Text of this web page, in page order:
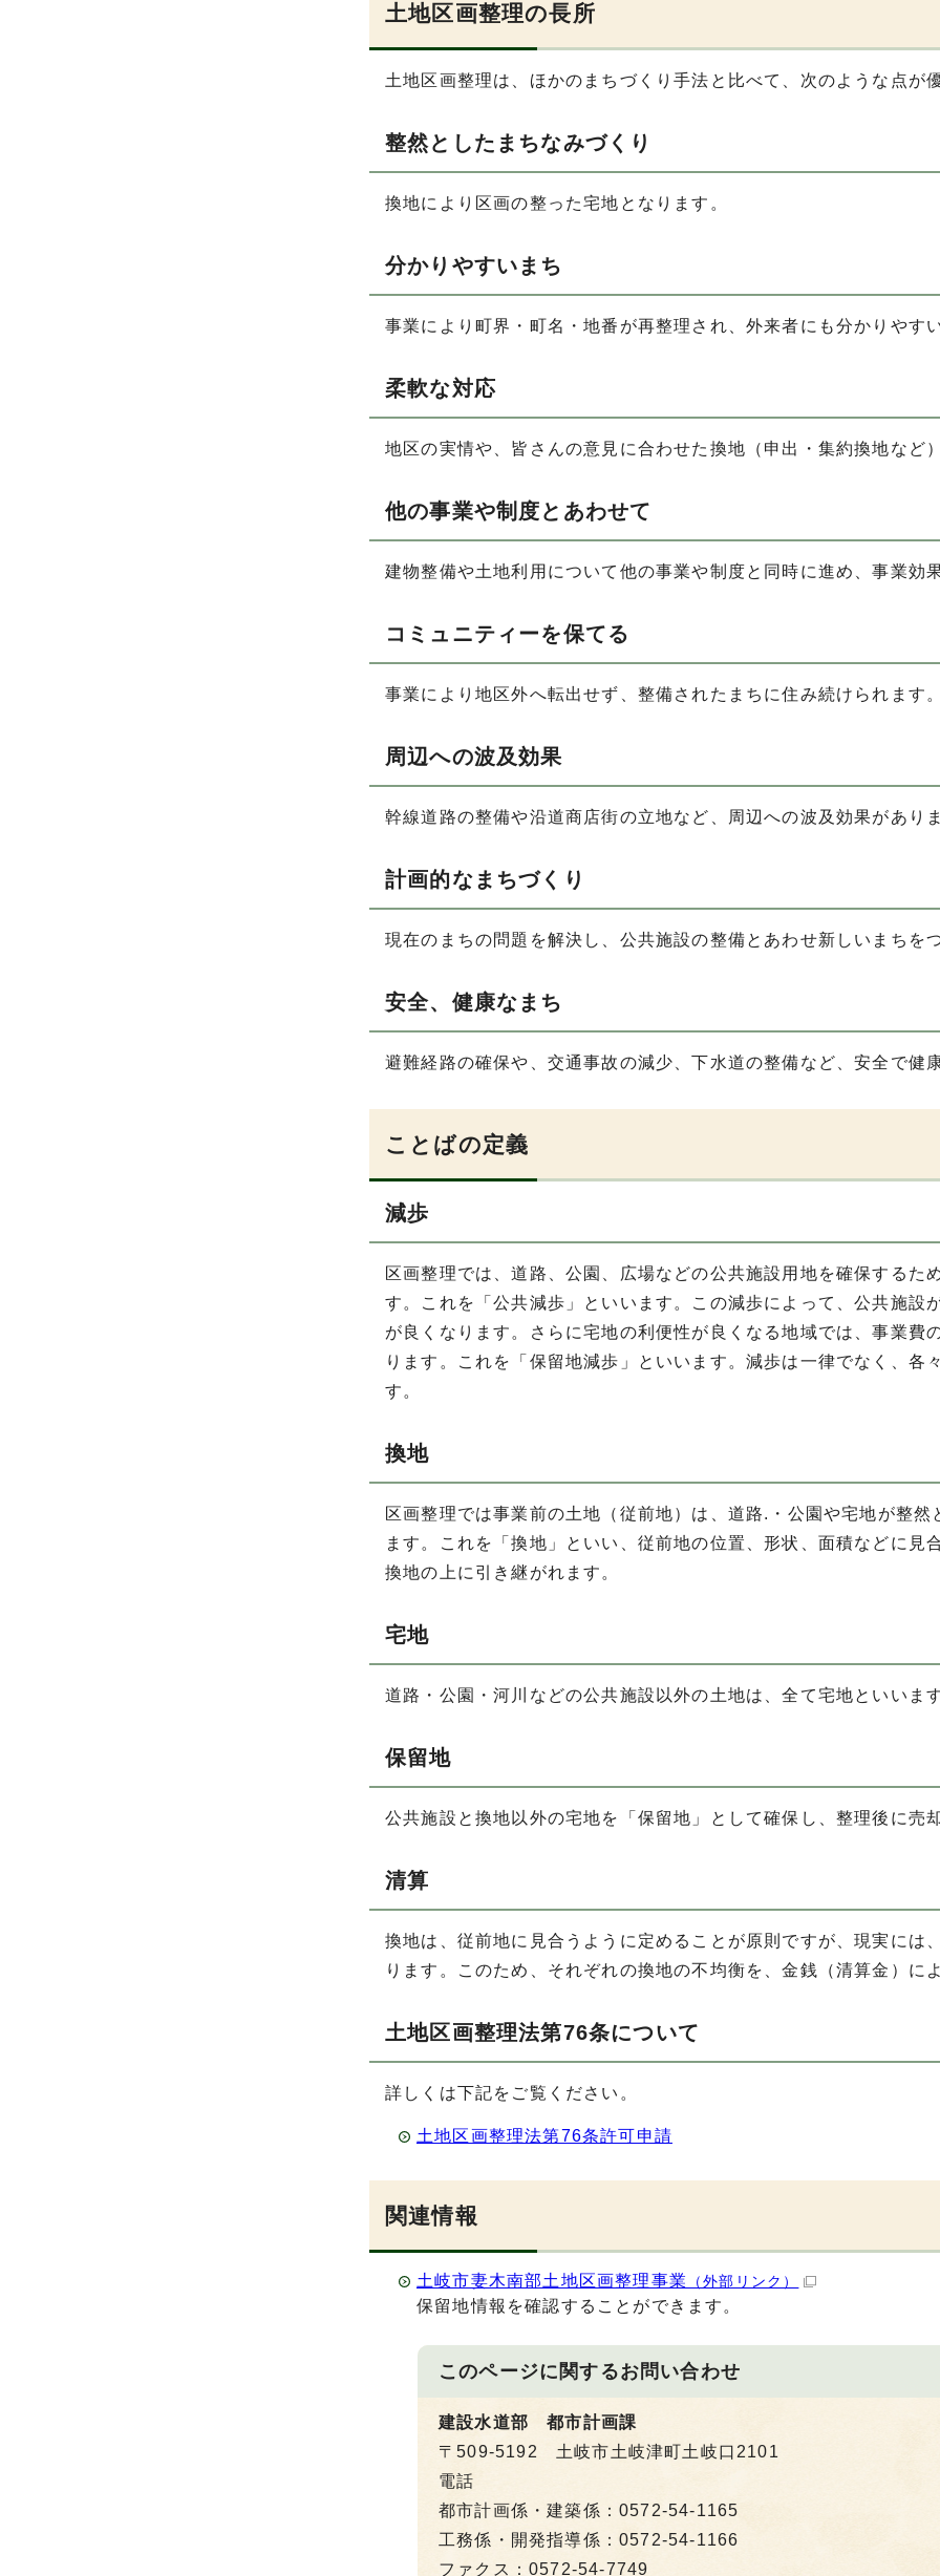
土地区画整理の長所
土地区画整理は、ほかのまちづくり手法と比べて、次のような点が
整然としたまちなみづくり
換地により区画の整った宅地となります。
分かりやすいまち
事業により町界・町名・地番が再整理され、外来者にも分かりやす
柔軟な対応
地区の実情や、皆さんの意見に合わせた換地（申出・集約換地など
他の事業や制度とあわせて
建物整備や土地利用について他の事業や制度と同時に進め、事業効
コミュニティーを保てる
事業により地区外へ転出せず、整備されたまちに住み続けられます。
周辺への波及効果
幹線道路の整備や沿道商店街の立地など、周辺への波及効果がありま
計画的なまちづくり
現在のまちの問題を解決し、公共施設の整備とあわせ新しいまちを
安全、健康なまち
避難経路の確保や、交通事故の減少、下水道の整備など、安全で健
ことばの定義
減歩
区画整理では、道路、公園、広場などの公共施設用地を確保するた
す。これを「公共減歩」といいます。この減歩によって、公共施設
が良くなります。さらに宅地の利便性が良くなる地域では、事業費
ります。これを「保留地減歩」といいます。減歩は一律でなく、各
す。
換地
区画整理では事業前の土地（従前地）は、道路.・公園や宅地が整
ます。これを「換地」といい、従前地の位置、形状、面積などに見
換地の上に引き継がれます。
宅地
道路・公園・河川などの公共施設以外の土地は、全て宅地といいます
保留地
公共施設と換地以外の宅地を「保留地」として確保し、整理後に売
清算
換地は、従前地に見合うように定めることが原則ですが、現実には
ります。このため、それぞれの換地の不均衡を、金銭（清算金）に
土地区画整理法第76条について
詳しくは下記をご覧ください。
土地区画整理法第76条許可申請
関連情報
土岐市妻木南部土地区画整理事業 （外部リンク）
保留地情報を確認することができます。
このページに関するお問い合わせ
建設水道部 都市計画課
〒509-5192 土岐市土岐津町土岐口2101
電話
都市計画係・建築係：0572-54-1165
工務係・開発指導係：0572-54-1166
ファクス：0572-54-7749